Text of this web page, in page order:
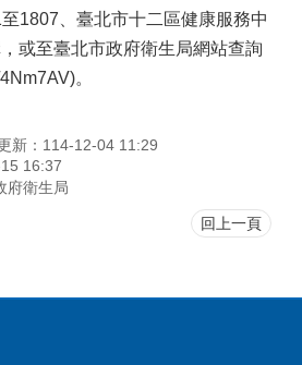
1807、臺北市十二區健康服務中
或至臺北市政府衛生局網站查詢
。
新：114-12-04 11:29
16:37
府衛生局
回上一頁